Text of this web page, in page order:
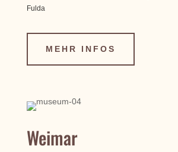
Fulda
MEHR INFOS
Weimar